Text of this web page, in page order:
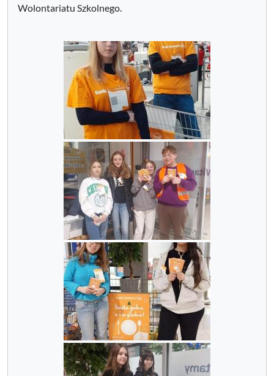
Wolontariatu Szkolnego.